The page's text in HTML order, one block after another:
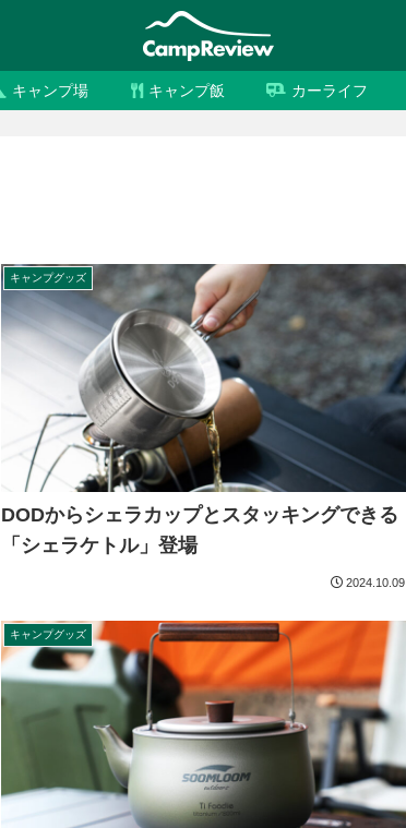
キャンプ場 キャンプ飯 カーライフ
キャンプグッズ
DODからシェラカップとスタッキングできる
「シェラケトル」登場
2024.10.09
キャンプグッズ